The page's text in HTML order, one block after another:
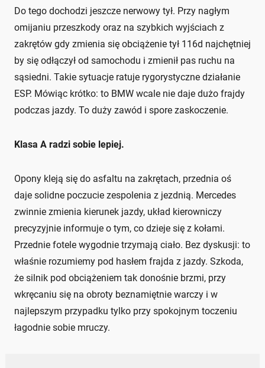
Do tego dochodzi jeszcze nerwowy tył. Przy nagłym
omijaniu przeszkody oraz na szybkich wyjściach z
zakrętów gdy zmienia się obciążenie tył 116d najchętniej
by się odłączył od samochodu i zmienił pas ruchu na
sąsiedni. Takie sytuacje ratuje rygorystyczne działanie
ESP. Mówiąc krótko: to BMW wcale nie daje dużo frajdy
podczas jazdy. To duży zawód i spore zaskoczenie.
Klasa A radzi sobie lepiej.
Opony kleją się do asfaltu na zakrętach, przednia oś
daje solidne poczucie zespolenia z jezdnią. Mercedes
zwinnie zmienia kierunek jazdy, układ kierowniczy
precyzyjnie informuje o tym, co dzieje się z kołami.
Przednie fotele wygodnie trzymają ciało. Bez dyskusji: to
właśnie rozumiemy pod hasłem frajda z jazdy. Szkoda,
że silnik pod obciążeniem tak donośnie brzmi, przy
wkręcaniu się na obroty beznamiętnie warczy i w
najlepszym przypadku tylko przy spokojnym toczeniu
łagodnie sobie mruczy.